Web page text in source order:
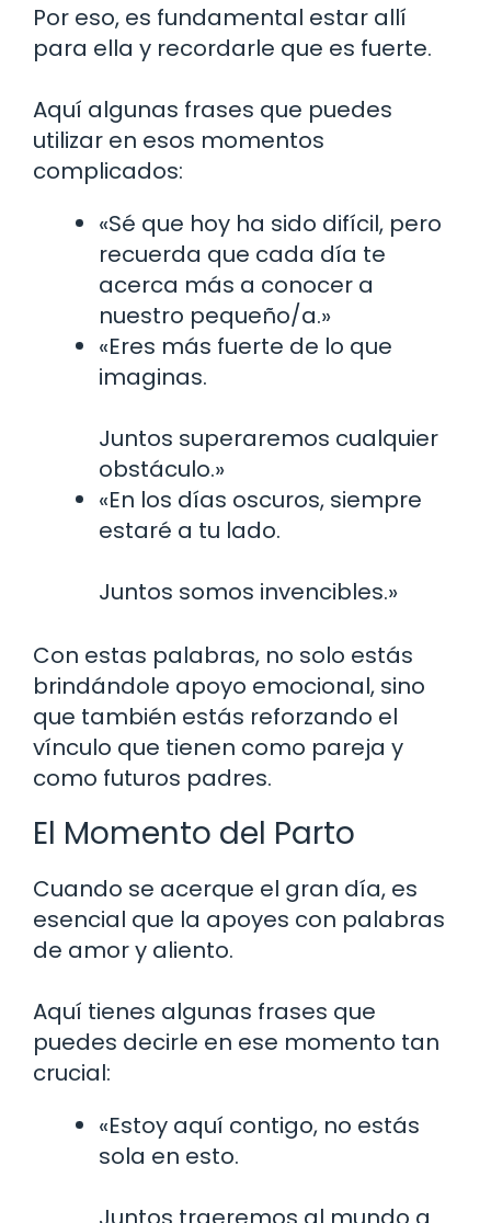
Por eso, es fundamental estar allí
para ella y recordarle que es fuerte.
Aquí algunas frases que puedes
utilizar en esos momentos
complicados:
«Sé que hoy ha sido difícil, pero
recuerda que cada día te
acerca más a conocer a
nuestro pequeño/a.»
«Eres más fuerte de lo que
imaginas.
Juntos superaremos cualquier
obstáculo.»
«En los días oscuros, siempre
estaré a tu lado.
Juntos somos invencibles.»
Con estas palabras, no solo estás
brindándole apoyo emocional, sino
que también estás reforzando el
vínculo que tienen como pareja y
como futuros padres.
El Momento del Parto
Cuando se acerque el gran día, es
esencial que la apoyes con palabras
de amor y aliento.
Aquí tienes algunas frases que
puedes decirle en ese momento tan
crucial:
«Estoy aquí contigo, no estás
sola en esto.